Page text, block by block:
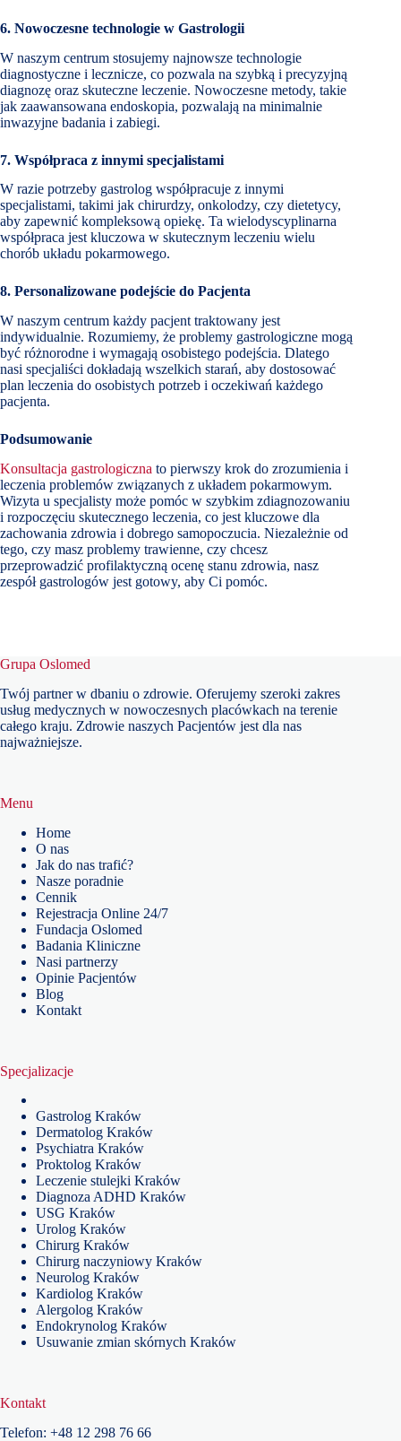
6. Nowoczesne technologie w Gastrologii
W naszym centrum stosujemy najnowsze technologie
diagnostyczne i lecznicze, co pozwala na szybką i precyzyjną
diagnozę oraz skuteczne leczenie. Nowoczesne metody, takie
jak zaawansowana endoskopia, pozwalają na minimalnie
inwazyjne badania i zabiegi.
7. Współpraca z innymi specjalistami
W razie potrzeby gastrolog współpracuje z innymi
specjalistami, takimi jak chirurdzy, onkolodzy, czy dietetycy,
aby zapewnić kompleksową opiekę. Ta wielodyscyplinarna
współpraca jest kluczowa w skutecznym leczeniu wielu
chorób układu pokarmowego.
8. Personalizowane podejście do Pacjenta
W naszym centrum każdy pacjent traktowany jest
indywidualnie. Rozumiemy, że problemy gastrologiczne mogą
być różnorodne i wymagają osobistego podejścia. Dlatego
nasi specjaliści dokładają wszelkich starań, aby dostosować
plan leczenia do osobistych potrzeb i oczekiwań każdego
pacjenta.
Podsumowanie
Konsultacja gastrologiczna to pierwszy krok do zrozumienia i
leczenia problemów związanych z układem pokarmowym.
Wizyta u specjalisty może pomóc w szybkim zdiagnozowaniu
i rozpoczęciu skutecznego leczenia, co jest kluczowe dla
zachowania zdrowia i dobrego samopoczucia. Niezależnie od
tego, czy masz problemy trawienne, czy chcesz
przeprowadzić profilaktyczną ocenę stanu zdrowia, nasz
zespół gastrologów jest gotowy, aby Ci pomóc.
Grupa Oslomed
Twój partner w dbaniu o zdrowie. Oferujemy szeroki zakres
usług medycznych w nowoczesnych placówkach na terenie
całego kraju. Zdrowie naszych Pacjentów jest dla nas
najważniejsze.
Menu
Home
O nas
Jak do nas trafić?
Nasze poradnie
Cennik
Rejestracja Online 24/7
Fundacja Oslomed
Badania Kliniczne
Nasi partnerzy
Opinie Pacjentów
Blog
Kontakt
Specjalizacje
Gastrolog Kraków
Dermatolog Kraków
Psychiatra Kraków
Proktolog Kraków
Leczenie stulejki Kraków
Diagnoza ADHD Kraków
USG Kraków
Urolog Kraków
Chirurg Kraków
Chirurg naczyniowy Kraków
Neurolog Kraków
Kardiolog Kraków
Alergolog Kraków
Endokrynolog Kraków
Usuwanie zmian skórnych Kraków
Kontakt
Telefon: +48 12 298 76 66